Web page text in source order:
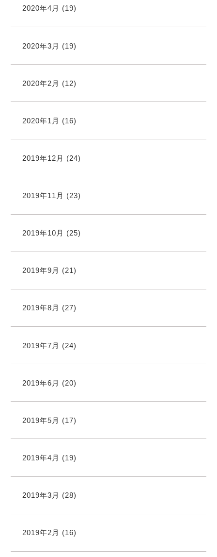
2020年4月 (19)
2020年3月 (19)
2020年2月 (12)
2020年1月 (16)
2019年12月 (24)
2019年11月 (23)
2019年10月 (25)
2019年9月 (21)
2019年8月 (27)
2019年7月 (24)
2019年6月 (20)
2019年5月 (17)
2019年4月 (19)
2019年3月 (28)
2019年2月 (16)